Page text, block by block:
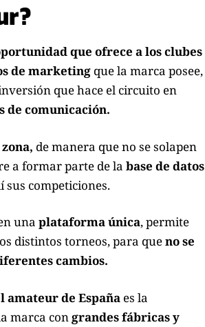
que ofrece a los clubes
de marketing que la marca posee,
que hace el circuito en
de comunicación.
de manera que no se solapen
a formar parte de la base de datos
competiciones.
una plataforma única, permite
distintos torneos, para queno se
cambios.
de España es la
marca con grandes fábricas y